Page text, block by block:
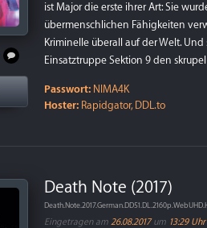
ist Major die erste ihrer Art: Sie
übermenschlichen Fähigkeiten
Kriminelle überall auf der Welt.
Einsatztruppe Sektion 9 den
Passwort: NIMA4K
Hoster: Rapidgator, DDL.to
Death Note (2017)
Eingetragen am 26.08.2017um 13:29 Uhr